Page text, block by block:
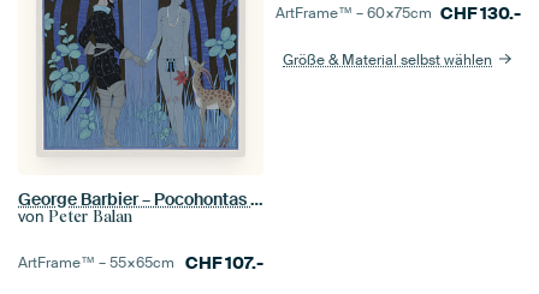
George Barbier – Pocohontas meeting John Smith (1929)
von Peter Balan
ArtFrame™ –55×65cm CHF107.-
ArtFrame™ –60×75cm CHF130.-
Größe & Material selbst wählen